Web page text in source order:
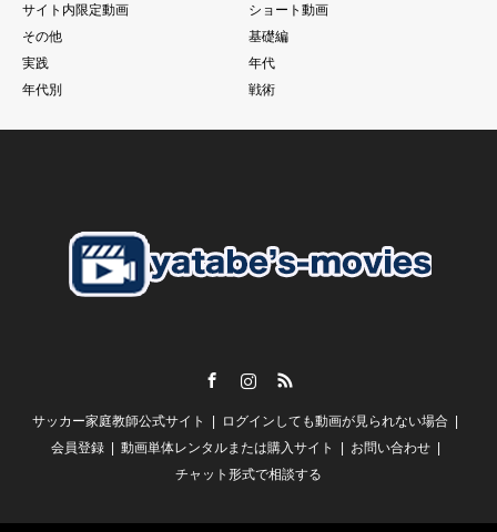
もちろん個の力
それでものめり込みすぎて、そこをおざなりにする
す。
私がずっと言い続けている
「親御さんの理解」
【スクールの必要性とは？】
谷田部としては
「誰かが行っているから、、、」
一人一人の判断で本当に必要であれば行く
サイト内限定動画
ショート動画
その他
基礎編
実践
年代
年代別
戦術
サッカー家庭教師公式サイト
ログインしても動画が見られない場合
会員登録
動画単体レンタルまたは購入サイト
お問い合わせ
チャット形式で相談する